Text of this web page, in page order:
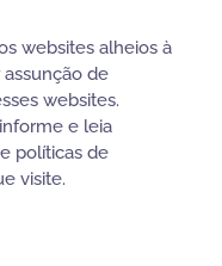
websites alheios à
de
websites.
e leia
políticas de
visite.